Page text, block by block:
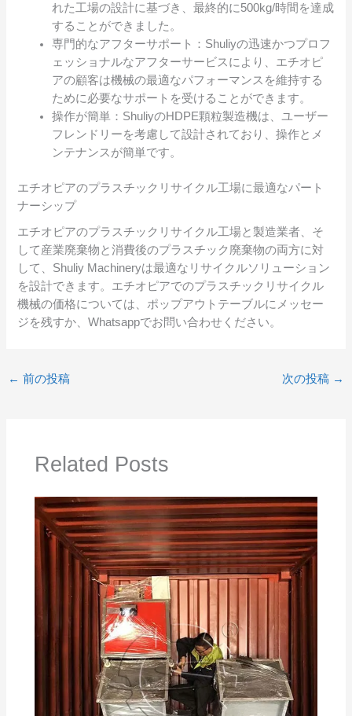
れた工場の設計に基づき、最終的に500kg/時間を達成
することができました。
専門的なアフターサポート：Shuliyの迅速かつプロフ
ェッショナルなアフターサービスにより、エチオピ
アの顧客は機械の最適なパフォーマンスを維持する
ために必要なサポートを受けることができます。
操作が簡単：ShuliyのHDPE顆粒製造機は、ユーザー
フレンドリーを考慮して設計されており、操作とメ
ンテナンスが簡単です。
エチオピアのプラスチックリサイクル工場に最適なパート
ナーシップ
エチオピアのプラスチックリサイクル工場と製造業者、そ
して産業廃棄物と消費後のプラスチック廃棄物の両方に対
して、Shuliy Machineryは最適なリサイクルソリューション
を設計できます。エチオピアでのプラスチックリサイクル
機械の価格については、ポップアウトテーブルにメッセー
ジを残すか、Whatsappでお問い合わせください。
← 前の投稿 次の投稿 →
Related Posts